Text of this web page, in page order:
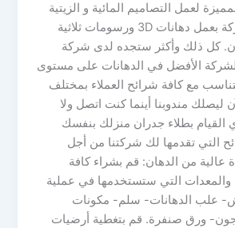
لعمل التصاميم المائية و الزيتية
وغيرها. تقوم الشركة بعمل دهانات 3D ورسومات ثلاثية
كل ذلك وأكثر ستجده لدى شركة
الشركة الأفضل في الدهانات على مستوى
مع كافة شرائح العملاء بمختلف
ليصلك مندوبنا أينما كنت اتصل ولا
القيام بطلاء جدران منزلك بنفسك
التي تقدمها لك شركتنا من أجل
من الدهان: قم بشراء كافة
والمعدات التي ستستخدمها في عملية
علب الدهانات- سلم- مكونات
ورق صنفرة. قم بتغطية أرضيات